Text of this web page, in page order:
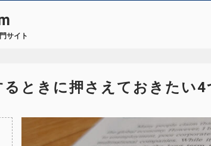
サイト
るときに押さえておきたい4